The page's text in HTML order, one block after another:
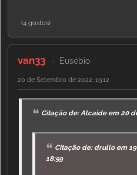
(4 gostos)
van33 Eusébio
20 de Setembro de 2022, 19:12
Citação de: Alcaide em 20
Citação de: drullo em
18:59